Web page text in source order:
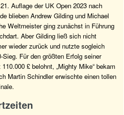
Auflage der UK Open 2023 nach
blieben Andrew Gilding und Michael
Weltmeister ging zunächst in Führung
Aber Gilding ließ sich nicht
wieder zurück und nutzte sogleich
Für den größten Erfolg seiner
£ belohnt, „Mighty Mike“ bekam
Martin Schindler erwischte einen tollen